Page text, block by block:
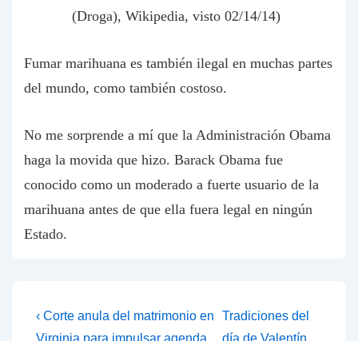
(Droga), Wikipedia, visto 02/14/14)
Fumar marihuana es también ilegal en muchas partes
del mundo, como también costoso.
No me sorprende a mí que la Administración Obama
haga la movida que hizo. Barack Obama fue
conocido como un moderado a fuerte usuario de la
marihuana antes de que ella fuera legal en ningún
Estado.
Post
Previous
Post
‹ Corte anula del matrimonio en
Virginia para impulsar agenda
Next
Post
Tradiciones del
día de Valentín